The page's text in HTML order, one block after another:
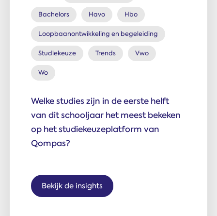
Bachelors Havo Hbo
Loopbaanontwikkeling en begeleiding
Studiekeuze Trends Vwo
Wo
Welke studies zijn in de eerste helft
van dit schooljaar het meest bekeken
op het studiekeuzeplatform van
Qompas?
Bekijk de insights